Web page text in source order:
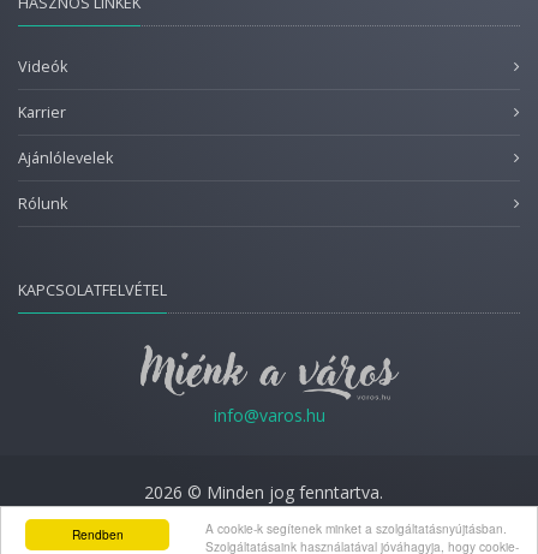
Rendben
A cookie-k segítenek minket a szolgáltatásnyújtásban.
Szolgáltatásaink használatával jóváhagyja, hogy cookie-
Videók
Karrier
Ajánlólevelek
Rólunk
KAPCSOLATFELVÉTEL
info@varos.hu
2026 © Minden jog fenntartva.
Adatkezelési nyilatkozat